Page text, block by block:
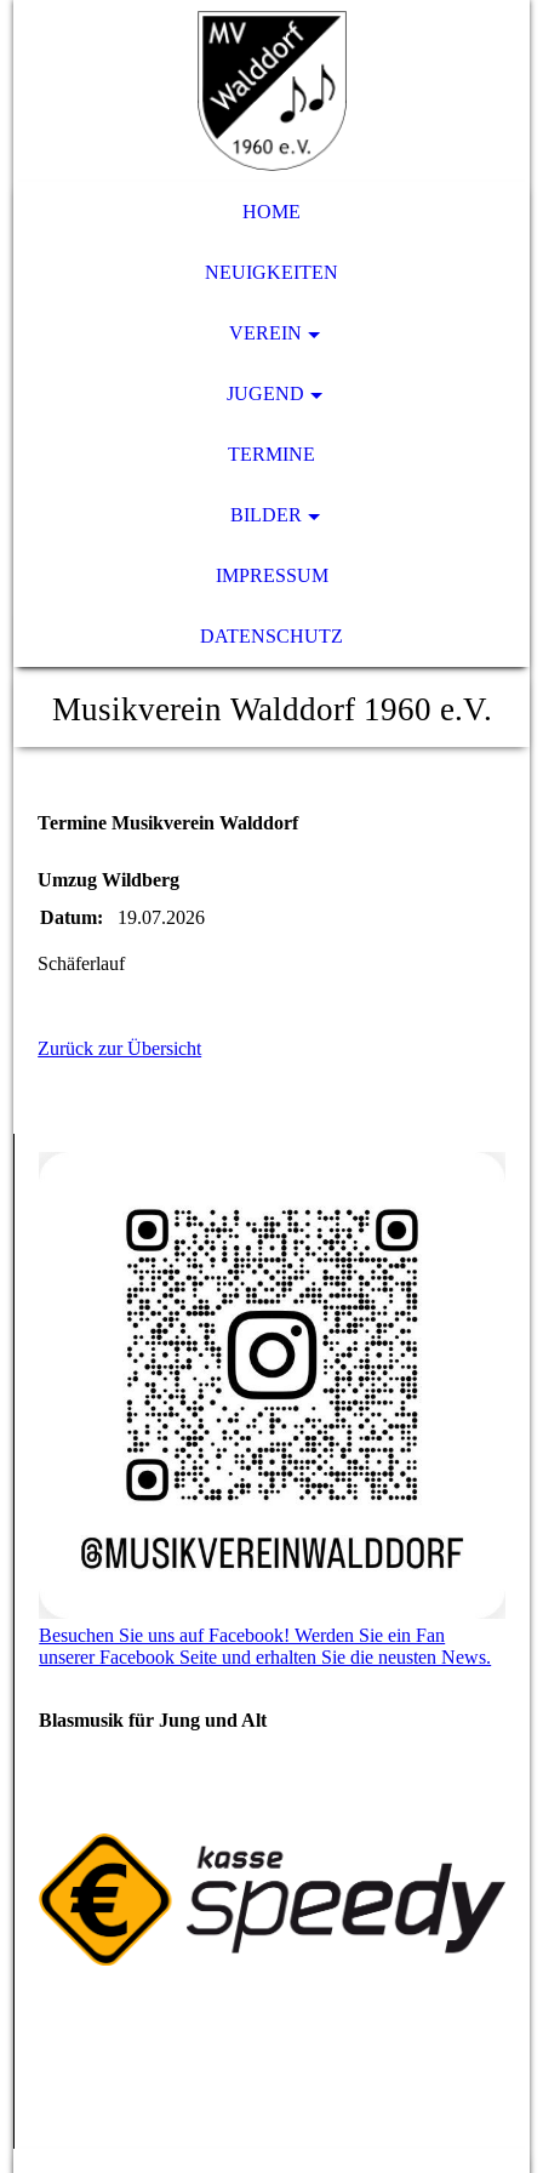
HOME
NEUIGKEITEN
VEREIN
JUGEND
TERMINE
BILDER
IMPRESSUM
DATENSCHUTZ
Musikverein Walddorf 1960 e.V.
Termine Musikverein Walddorf
Umzug Wildberg
Datum:
19.07.2026
Schäferlauf
Zurück zur Übersicht
Besuchen Sie uns auf Facebook! Werden Sie ein Fan
unserer Facebook Seite und erhalten Sie die neusten News.
Blasmusik für Jung und Alt